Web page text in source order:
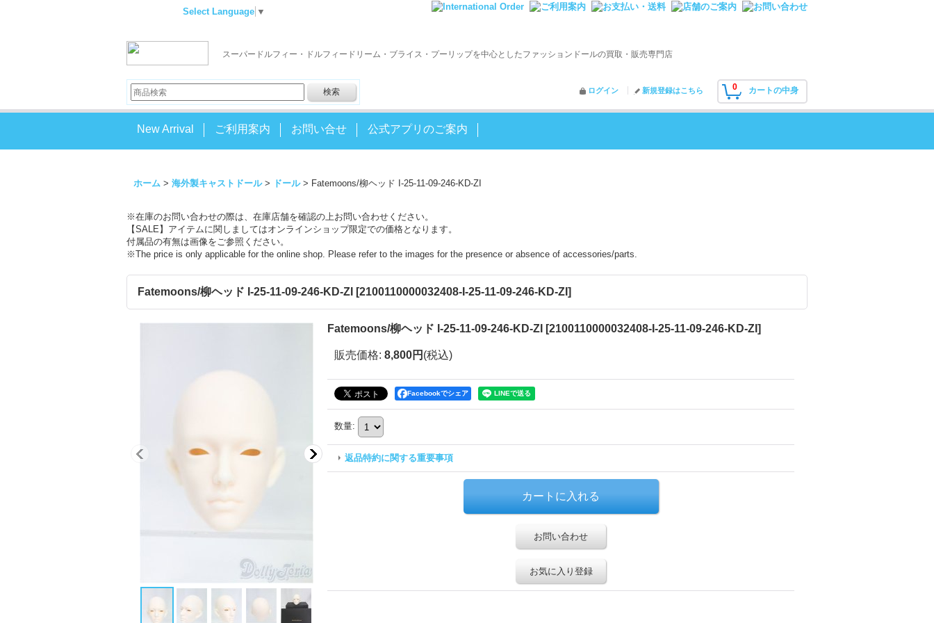
Select Language ▼
スーパードルフィー・ドルフィードリーム・ブライス・プーリップを中心としたファッションドールの買取・販売専門店
0 カートの中身
ログイン 新規登録はこちら
New Arrival ご利用案内 お問い合せ 公式アプリのご案内
ホーム > 海外製キャストドール > ドール > Fatemoons/柳ヘッド I-25-11-09-246-KD-ZI
※在庫のお問い合わせの際は、在庫店舗を確認の上お問い合わせください。
【SALE】アイテムに関しましてはオンラインショップ限定での価格となります。
付属品の有無は画像をご参照ください。
※The price is only applicable for the online shop. Please refer to the images for the presence or absence of accessories/parts.
Fatemoons/柳ヘッド I-25-11-09-246-KD-ZI [2100110000032408-I-25-11-09-246-KD-ZI ]
Fatemoons/柳ヘッド I-25-11-09-246-KD-ZI [2100110000032408-I-25-11-09-246-KD-ZI ]
販売価格: 8,800円 (税込)
Facebookでシェア
数量:
返品特約に関する重要事項
お問い合わせ
お気に入り登録